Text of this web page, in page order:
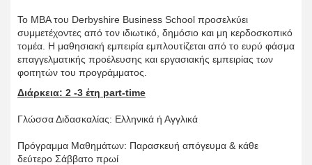
Το ΜΒΑ του Derbyshire Business School προσελκύει
συμμετέχοντες από τον ιδιωτικό, δημόσιο και μη κερδοσκοπικό
τομέα. Η μαθησιακή εμπειρία εμπλουτίζεται από το ευρύ φάσμα
επαγγελματικής προέλευσης και εργασιακής εμπειρίας των
φοιτητών του προγράμματος.
Διάρκεια: 2 -3 έτη part-time
Γλώσσα Διδασκαλίας: Ελληνικά ή Αγγλικά
Πρόγραμμα Μαθημάτων: Παρασκευή απόγευμα & κάθε
δεύτερο Σάββατο πρωί